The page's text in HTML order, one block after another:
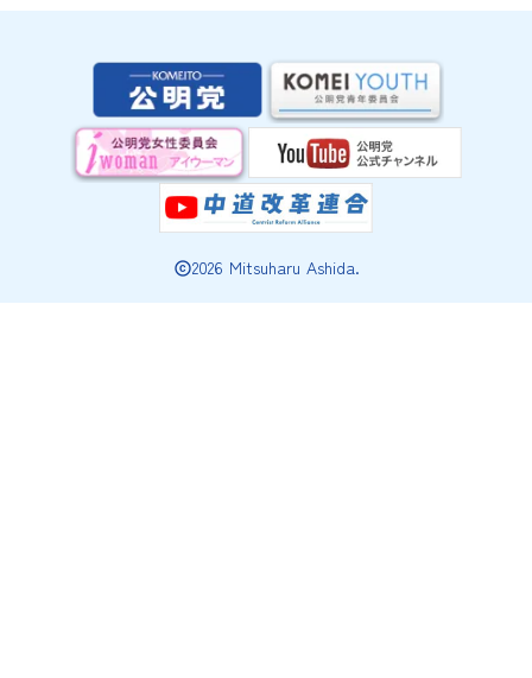
copyright2026 Mitsuharu Ashida.